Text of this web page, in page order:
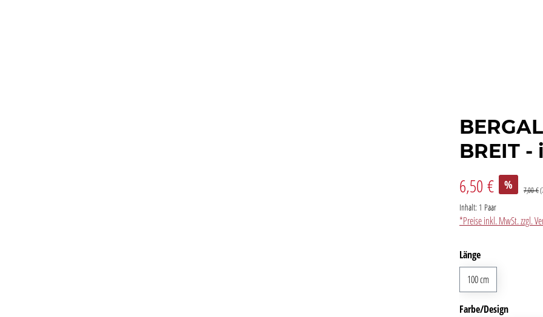
BREIT
6,50 € % 7,00 €
Inhalt: 1 Paar
*Preise inkl. MwSt. zzgl.
Längeauswählen
100 cm
Farbe/Design